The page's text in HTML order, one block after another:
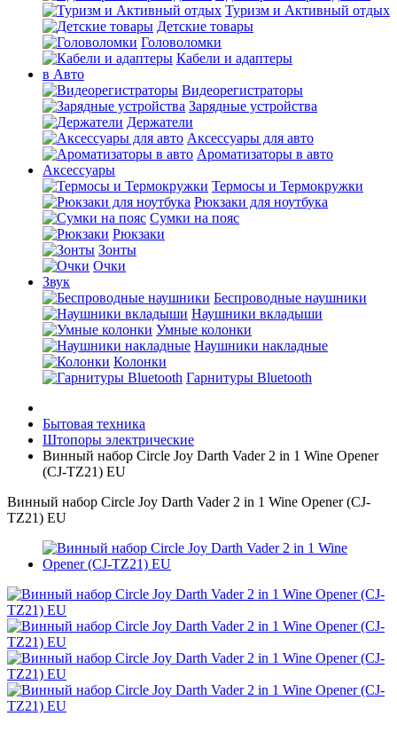
Туризм и Активный отдых
Детские товары
Головоломки
Кабели и адаптеры
в Авто
Видеорегистраторы
Зарядные устройства
Держатели
Аксессуары для авто
Ароматизаторы в авто
Аксессуары
Термосы и Термокружки
Рюкзаки для ноутбука
Сумки на пояс
Рюкзаки
Зонты
Очки
Звук
Беспроводные наушники
Наушники вкладыши
Умные колонки
Наушники накладные
Колонки
Гарнитуры Bluetooth
Бытовая техника
Штопоры электрические
Винный набор Circle Joy Darth Vader 2 in 1 Wine Opener
(CJ-TZ21) EU
Винный набор Circle Joy Darth Vader 2 in 1 Wine Opener (CJ-
TZ21) EU